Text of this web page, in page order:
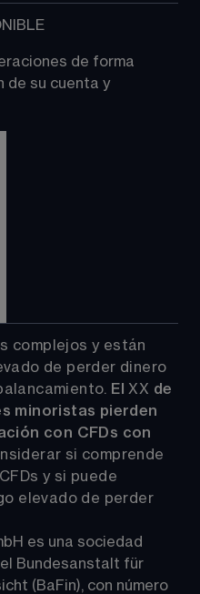
de forma
de su cuenta y
complejos y están
de perder dinero
El XX de
minoristas pierden
con CFDs con
si comprende
y si puede
elevado de perder
es una sociedad
Bundesanstalt für
(BaFin), con número